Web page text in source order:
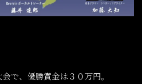
で、優勝賞金は３０万円。